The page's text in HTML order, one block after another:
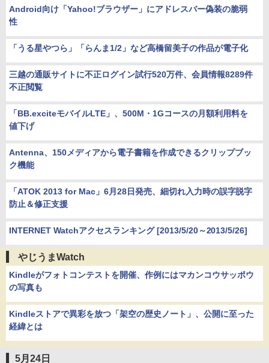
Android向け「Yahoo!ブラウザー」にアドレスバー偽装の脆弱
性
「うる星やつら」「らんま1/2」など高橋留美子の作品が電子化
三越の通販サイトに不正ログイン試行520万件、会員情報8289件
不正閲覧
「BB.exciteモバイルLTE」、500M・1Gコースの月額利用料を
値下げ
Antenna、150メディアから電子書籍を作成できるクリップブッ
ク機能
「ATOK 2013 for Mac」6月28日発売、細切れ入力時の誤字脱字
防止＆修正支援
INTERNET Watchアクセスランキング [2013/5/20～2013/5/26]
やじうまWatch
Kindleがフォトコンテストを開催、作例にはマカンコウサッポウ
の写真も
Kindleストアで異彩を放つ「架空の歴史ノート」、公開に至った
経緯とは
5月24日